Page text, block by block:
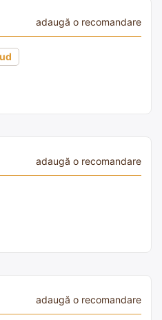
adaugă o recomandare
adaugă o recomandare
adaugă o recomandare